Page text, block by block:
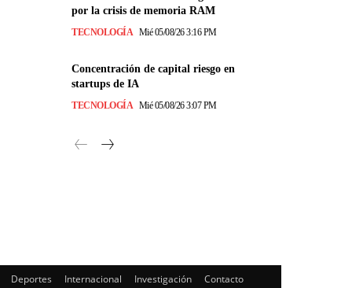
por la crisis de memoria RAM
TECNOLOGÍA Mié 05/08/26 3:16 PM
Concentración de capital riesgo en
startups de IA
TECNOLOGÍA Mié 05/08/26 3:07 PM
Deportes Internacional Investigación Contacto